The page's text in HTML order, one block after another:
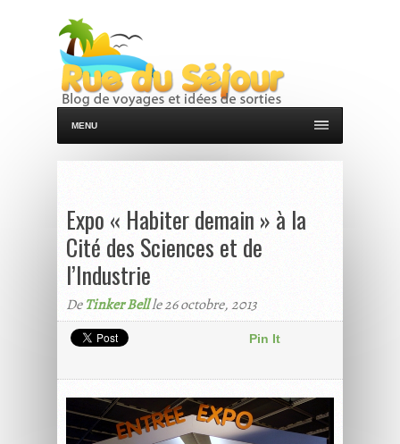
MENU
Expo « Habiter demain » à la
Cité des Sciences et de
l’Industrie
DeTinker Bellle 26 octobre, 2013
Pin It